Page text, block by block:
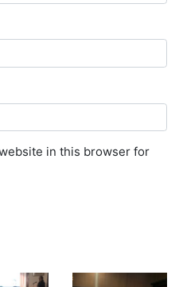
in this browser for